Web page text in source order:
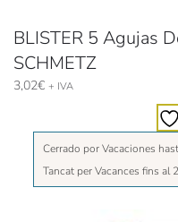
BLISTER 5 Agujas
SCHMETZ
3,02€ + IVA
Cerrado por Vacaciones
Tancat per Vacances fins al